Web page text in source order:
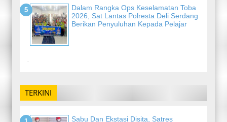
Dalam Rangka Ops Keselamatan Toba
2026, Sat Lantas Polresta Deli Serdang
Berikan Penyuluhan Kepada Pelajar
-
TERKINI
Sabu Dan Ekstasi Disita, Satres